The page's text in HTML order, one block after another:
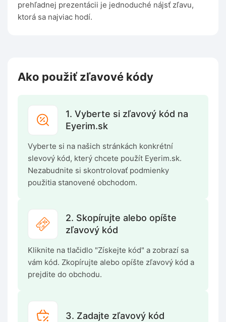
prehľadnej prezentácii je jednoduché nájsť zľavu,
ktorá sa najviac hodí.
Ako použiť zľavové kódy
1. Vyberte si zľavový kód na
Eyerim.sk
Vyberte si na našich stránkách konkrétní
slevový kód, který chcete použít Eyerim.sk.
Nezabudnite si skontrolovať podmienky
použitia stanovené obchodom.
2. Skopírujte alebo opíšte
zľavový kód
Kliknite na tlačidlo "Získejte kód" a zobrazí sa
vám kód. Zkopírujte alebo opíšte zľavový kód a
prejdite do obchodu.
3. Zadajte zľavový kód